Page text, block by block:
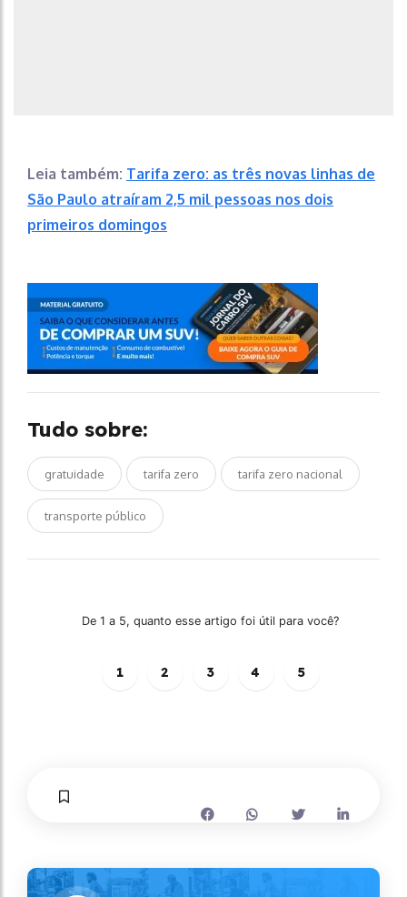
Leia também: Tarifa zero: as três novas linhas de
São Paulo atraíram 2,5 mil pessoas nos dois
primeiros domingos
Tudo sobre:
gratuidade tarifa zero tarifa zero nacional
transporte público
De 1 a 5, quanto esse artigo foi útil para você?
1 2 3 4 5